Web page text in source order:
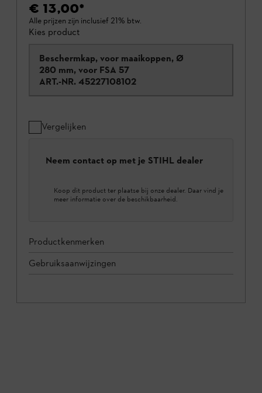
€ 13,00*
Alle prijzen zijn inclusief 21% btw.
Kies product
Beschermkap, voor maaikoppen, Ø
280 mm, voor FSA 57
ART.-NR. 45227108102
Vergelijken
Neem contact op met je STIHL dealer
Koop dit product ter plaatse bij onze dealer. Daar vind je
meer informatie over de beschikbaarheid.
Productkenmerken
Gebruiksaanwijzingen